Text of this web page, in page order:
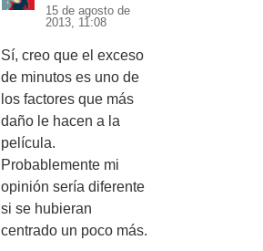
15 de agosto de
2013, 11:08
Sí, creo que el exceso
de minutos es uno de
los factores que más
daño le hacen a la
película.
Probablemente mi
opinión sería diferente
si se hubieran
centrado un poco más.